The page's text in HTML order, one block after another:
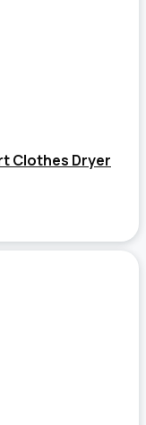
Clothes Dryer